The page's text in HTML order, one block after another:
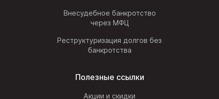
Внесудебное банкротство
через МФЦ
Реструктуризация долгов без
банкротства
Полезные ссылки
Акции и скидки